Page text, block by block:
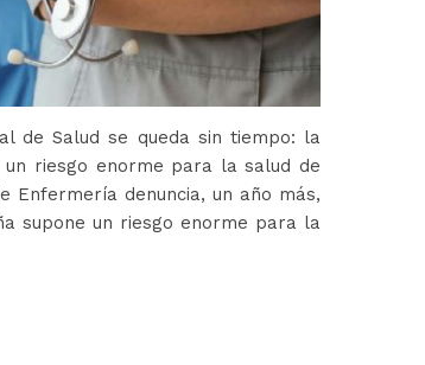
de Salud se queda sin tiempo: la
riesgo enorme para la salud de
denuncia, un año más,
supone un riesgo enorme para la